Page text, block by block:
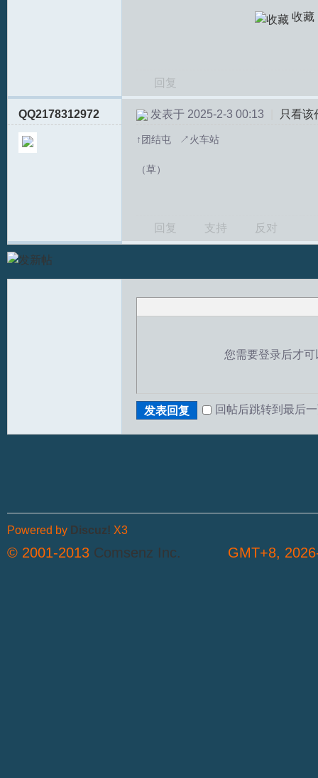
T
S
收藏
回复
QQ2178312972 发表于 2025-2-3 00:13 只看该
↑团结屯 ↗火车站
（草）
回复 支持 反对
您需要登录后才
发表回复 回帖后跳转到最后
GMT+8,
Powered by Discuz! X3
© 2001-2013 Comsenz Inc.